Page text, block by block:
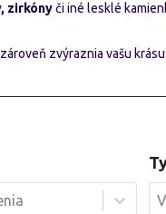
zirkónyči iné lesklé
zvýraznia vašu